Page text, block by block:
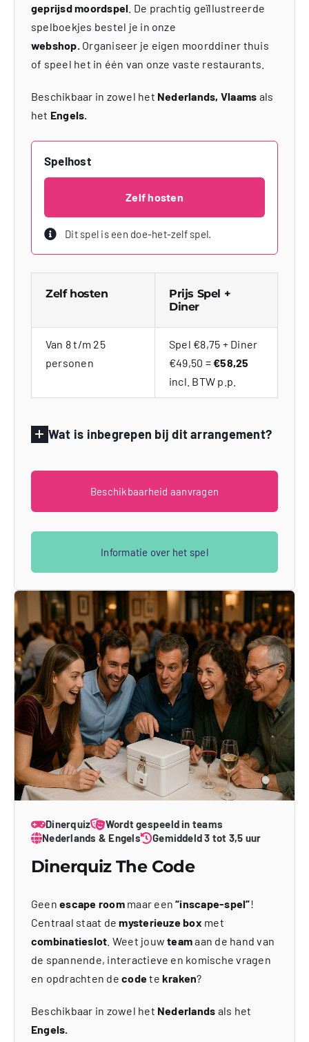
geprijsd moordspel . De prachtig geïllustreerde
spelboekjes bestel je in onze
webshop. Organiseer je eigen moorddiner thuis
of speel het in één van onze vaste restaurants.
Beschikbaar in zowel het Nederlands, Vlaams als
het Engels.
Spelhost
Zelf hosten
Dit spel is een doe-het-zelf spel.
Zelf hosten
Prijs Spel +
Diner
Van 8 t/m 25
personen
Spel €8,75 + Diner
€49,50 =€58,25
incl. BTW p.p.
Wat is inbegrepen bij dit arrangement?
Beschikbaarheid aanvragen
Informatie over het spel
Dinerquiz
Wordt gespeeld in teams
Nederlands & Engels
Gemiddeld 3 tot 3,5 uur
Dinerquiz The Code
Geenescape roommaar een“inscape-spel”!
Centraal staat demysterieuze box met
combinatieslot . Weet jouwteamaan de hand van
de spannende, interactieve en komische vragen
en opdrachten decodetekraken?
Beschikbaar in zowel het Nederlands als het
Engels.